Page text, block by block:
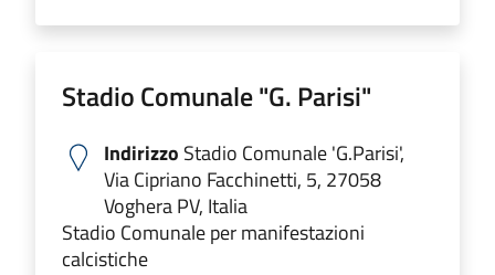
Stadio Comunale "G. Parisi"
Indirizzo Stadio Comunale 'G.Parisi',
Via Cipriano Facchinetti, 5, 27058
Voghera PV, Italia
Stadio Comunale per manifestazioni
calcistiche